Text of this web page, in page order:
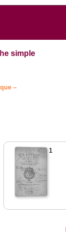
simple
–
1